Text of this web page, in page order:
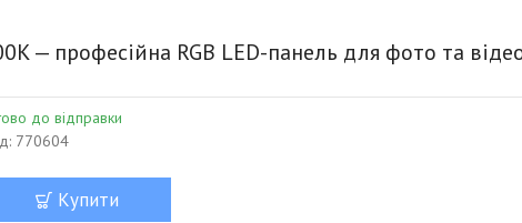
— професійна RGB LED-панель для фото та
до відправки
770604
Купити